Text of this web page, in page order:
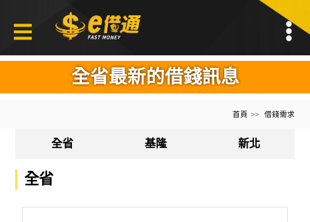
全省最新的借錢訊息
首頁 借錢需求
全省 基隆 新北
全省